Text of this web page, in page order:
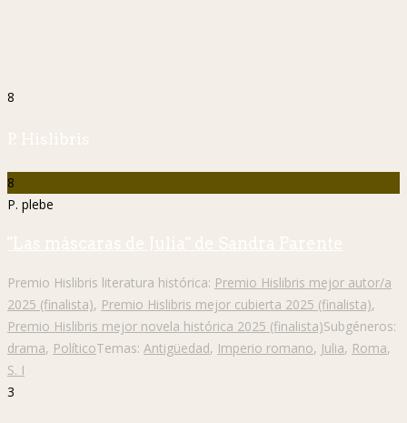
8
P. Hislibris
8
P. plebe
"Las máscaras de Julia" de Sandra Parente
Premio Hislibris literatura histórica: Premio Hislibris mejor autor/a
2025 (finalista), Premio Hislibris mejor cubierta 2025 (finalista),
Premio Hislibris mejor novela histórica 2025 (finalista)Subgéneros:
drama, PolíticoTemas: Antigüedad, Imperio romano, Julia, Roma,
S. I
3